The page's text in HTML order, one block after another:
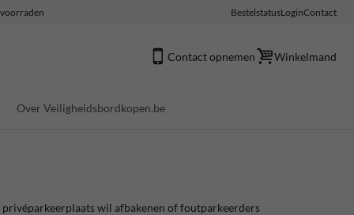
BestelstatusLoginContact
Contact opnemen Winkelmand
Over Veiligheidsbordkopen.be
privéparkeerplaats wil afbakenen of foutparkeerders